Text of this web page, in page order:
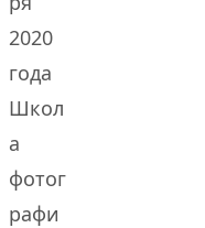
2020
года
Школ
а
фотог
рафи